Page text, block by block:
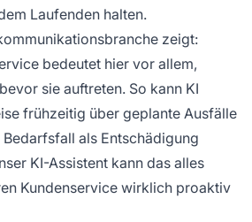
Laufenden halten.
zeigt:
bedeutet hier vor allem,
sie auftreten. So kann KI
frühzeitig über geplante Ausfälle
als Entschädigung
KI-Assistent kann das alles
Kundenservice wirklich proaktiv